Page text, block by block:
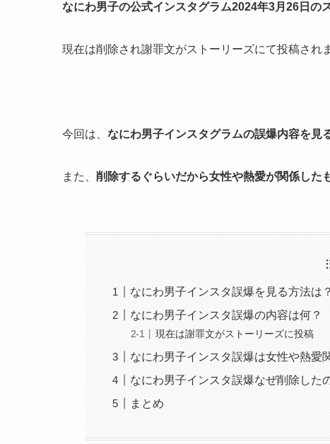
なにわ男子の公式インスタグラム2024年3月26日の
現在は削除され謝罪文がストーリーズにて投稿され
今回は、 なにわ男子インスタグラムの誤爆内容を見
また、 削除するぐらいだから女性や熱愛が関係した
なにわ男子インスタ誤爆を見る方法は？
なにわ男子インスタ誤爆の内容は何？
現在は謝罪文がストーリーズに投稿
なにわ男子インスタ誤爆は女性や熱愛
なにわ男子インスタ誤爆なぜ削除した
まとめ